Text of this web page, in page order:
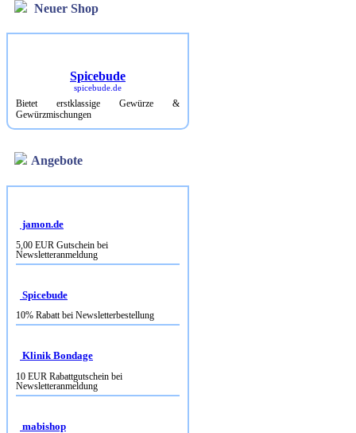
Neuer Shop
Spicebude
spicebude.de
Bietet erstklassige Gewürze &
Gewürzmischungen
Angebote
jamon.de
5,00 EUR Gutschein bei
Newsletteranmeldung
Spicebude
10% Rabatt bei Newsletterbestellung
Klinik Bondage
10 EUR Rabattgutschein bei
Newsletteranmeldung
mabishop